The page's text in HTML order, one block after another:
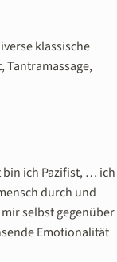
klassische
Tantramassage,
ich Pazifist, … ich
durch und
selbst gegenüber
Emotionalität